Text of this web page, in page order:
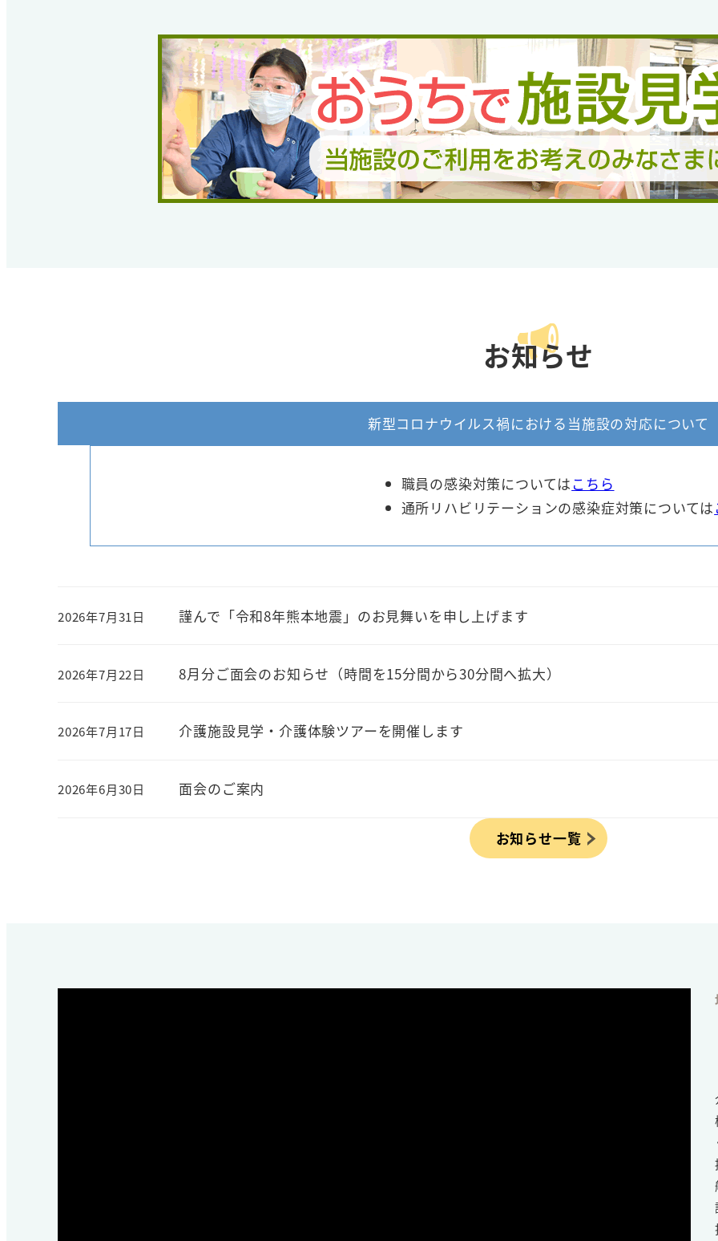
お知らせ
新型コロナウイルス禍における当施設の対応について
職員の感染対策については こちら
通所リハビリテーションの感染症対策については
謹んで「令和8年熊本地震」のお見舞いを申し上げます
投稿日
2026年7月31日
8月分ご面会のお知らせ（時間を15分間から30分間へ拡大）
投稿日
2026年7月22日
介護施設見学・介護体験ツアーを開催します
投稿日
2026年7月17日
面会のご案内
投稿日
2026年6月30日
お知らせ一覧